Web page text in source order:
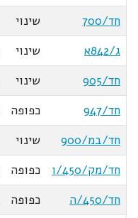
חד/700
שינוי
ג/842א
שינוי
חד/905
שינוי
חד/947
כפופה
חד/במ/900
שינוי
חד/מק/450/ו
כפופה
חד/450/ה
כפופה